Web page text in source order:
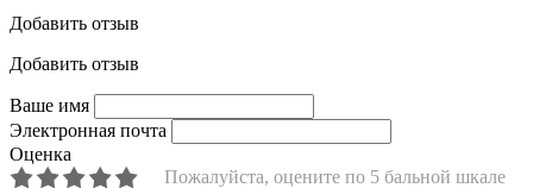
Добавить отзыв
Добавить отзыв
Ваше имя
Электронная почта
Оценка
Пожалуйста, оцените по 5 бальной шкале